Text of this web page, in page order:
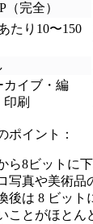
（完全）
たり10〜150
カイブ・編
印刷
ポイント：
ら8ビットに
写真や美術品
後は 8 ビット
ことがほとん